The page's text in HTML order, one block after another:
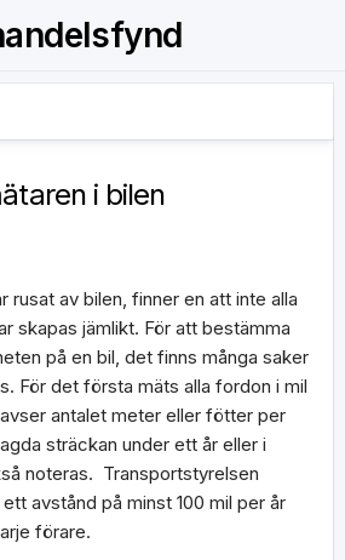
i bilen
rusat av bilen, finner en att inte alla
skapas jämlikt. För att bestämma
på en bil, det finns många saker
För det första mäts alla fordon i mil
antalet meter eller fötter per
sträckan under ett år eller i
noteras. Transportstyrelsen
avstånd på minst 100 mil per år
förare.